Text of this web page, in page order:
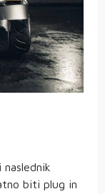
naslednik
biti plug in